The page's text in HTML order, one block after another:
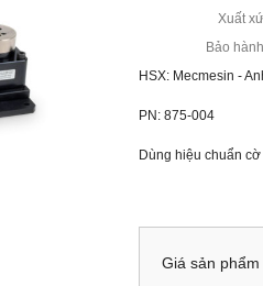
Xuất
Bảo
HSX: Mecmesin -
PN: 875-004
Dùng hiệu chuẩn
Giá sản phẩm